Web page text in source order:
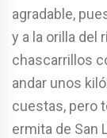
agradable,
y a la orilla del
chascarrillos
andar unos
cuestas, pero
ermita de San